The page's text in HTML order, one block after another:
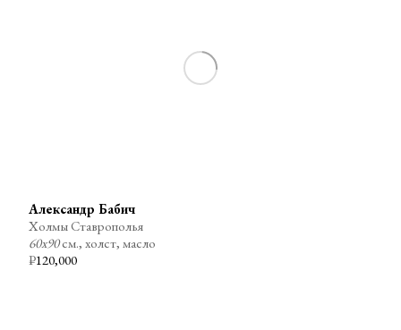
₽120,000
Александр Бабич
Холмы Ставрополья
60х90см., холст, масло